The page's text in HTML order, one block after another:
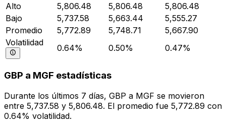
Alto
5,806.48 5,806.48
5,806.48
Bajo
5,737.58 5,663.44
5,555.27
Promedio
5,772.89 5,748.71
5,667.90
Volatilidad
0.64% 0.50% 0.47%
GBP a MGF estadísticas
Durante los últimos 7 días, GBP a MGF se movieron
entre 5,737.58 y 5,806.48. El promedio fue 5,772.89 con
0.64% volatilidad.